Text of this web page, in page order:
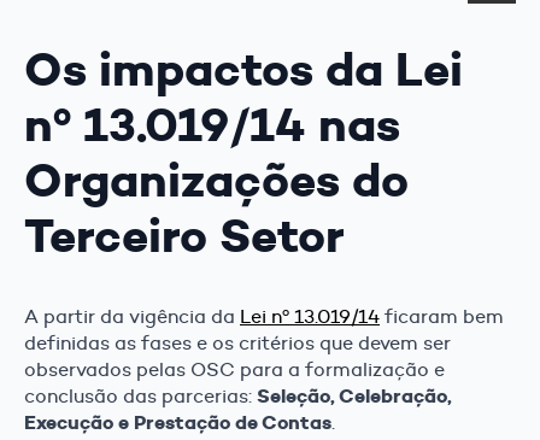
Os impactos da Lei
nº 13.019/14 nas
Organizações do
Terceiro Setor
A partir da vigência da Lei nº 13.019/14 ficaram bem
definidas as fases e os critérios que devem ser
observados pelas OSC para a formalização e
conclusão das parcerias: Seleção, Celebração,
Execução e Prestação de Contas.